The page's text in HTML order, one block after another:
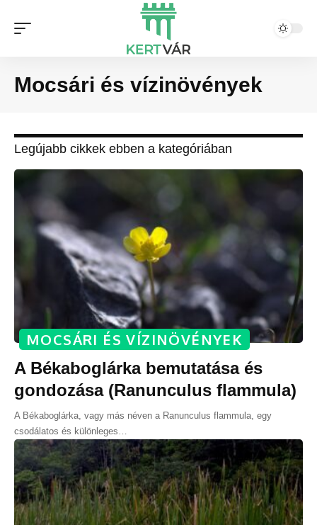
Mocsári és vízinövények
Legújabb cikkek ebben a kategóriában
MOCSÁRI ÉS VÍZINÖVÉNYEK
A Békaboglárka bemutatása és
gondozása (Ranunculus flammula)
A Békaboglárka, vagy más néven a Ranunculus flammula, egy
csodálatos és különleges